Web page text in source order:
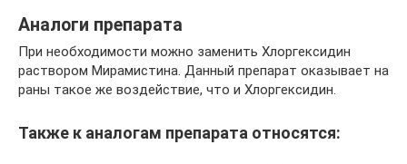
Аналоги препарата
При необходимости можно заменить Хлоргексидин
раствором Мирамистина. Данный препарат оказывает на
раны такое же воздействие, что и Хлоргексидин.
Также к аналогам препарата относятся: